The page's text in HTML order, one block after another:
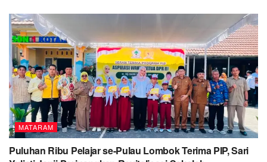
MATARAM
Puluhan Ribu Pelajar se-Pulau Lombok Terima PIP, Sari